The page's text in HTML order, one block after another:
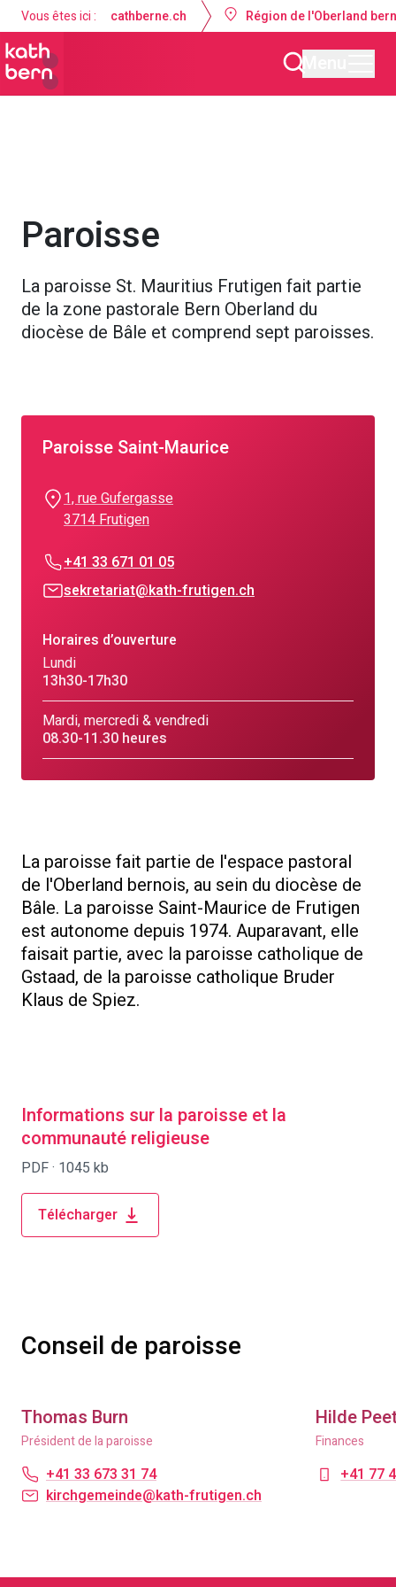
Vous êtes ici : cathberne.ch Région de l'Oberland
Paroisse
La paroisse St. Mauritius Frutigen fait partie
de la zone pastorale Bern Oberland du
diocèse de Bâle et comprend sept paroisses.
Paroisse Saint-Maurice
1, rue Gufergasse
3714 Frutigen
+41 33 671 01 05
sekretariat@kath-frutigen.ch
Horaires d’ouverture
Lundi
13h30-17h30
Mardi, mercredi & vendredi
08.30-11.30 heures
La paroisse fait partie de l'espace pastoral
de l'Oberland bernois, au sein du diocèse de
Bâle. La paroisse Saint-Maurice de Frutigen
est autonome depuis 1974. Auparavant, elle
faisait partie, avec la paroisse catholique de
Gstaad, de la paroisse catholique Bruder
Klaus de Spiez.
Informations sur la paroisse et la
communauté religieuse
PDF · 1045 kb
Télécharger
Conseil de paroisse
Thomas Burn
Président de la paroisse
+41 33 673 31 74
kirchgemeinde@kath-frutigen.ch
Hilde
Finances
+41 77